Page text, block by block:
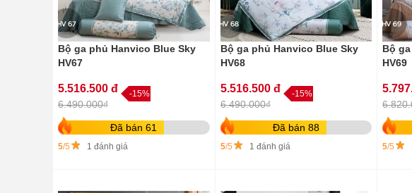
Bộ ga phủ Hanvico Blue Sky
HV67
5.516.500 đ
6.490.000₫
-15%
Đã bán 61
5/5 1 đánh giá
Bộ ga phủ Hanvico Blue Sky
HV68
5.516.500 đ
6.490.000₫
-15%
Đã bán 88
5/5 1 đánh giá
Bộ
HV69
5/5